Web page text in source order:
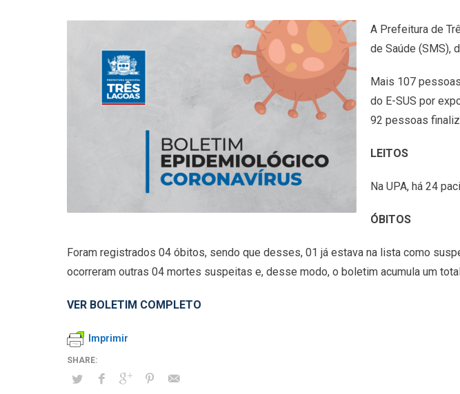
A Prefeitura de
de Saúde (SMS),
Mais 107
do E-SUS por
92 pessoas
LEITOS
Na UPA, há 24
ÓBITOS
Foram registrados 04 óbitos, sendo que desses, 01 já estava na lista como
ocorreram outras 04 mortes suspeitas e, desse modo, o boletim acumula um
VER BOLETIM COMPLETO
Imprimir